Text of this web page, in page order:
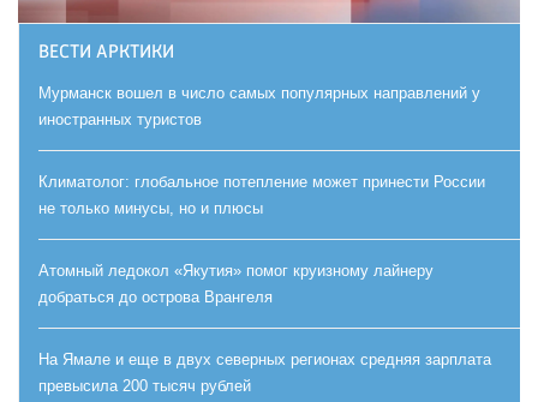
ВЕСТИ АРКТИКИ
Мурманск вошел в число самых популярных направлений у
иностранных туристов
Климатолог: глобальное потепление может принести России
не только минусы, но и плюсы
Атомный ледокол «Якутия» помог круизному лайнеру
добраться до острова Врангеля
На Ямале и еще в двух северных регионах средняя зарплата
превысила 200 тысяч рублей